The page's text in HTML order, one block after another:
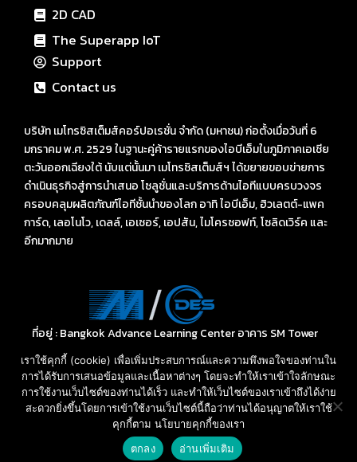
2D CAD
The Superapp IoT
Support
Contact us
บริษัท เมโทรซิสเต็มส์คอร์ปอเรชั่น จำกัด (มหาชน) ก่อตั้งเมื่อวันที่ 6
มกราคม พ.ศ. 2529 ในฐานะคู่ค้ารายแรกของไอบีเอ็มในภูมิภาคเอเชีย
ตะวันออกเฉียงใต้ นับแต่นั้นมา เมโทรซิสเต็มส์ฯ ได้ขยายขอบข่ายการ
ดำเนินธุรกิจสู่การนำเสนอ โซลูชั่นและบริการด้านไอทีแบบครบวงจร
ครอบคลุมผลิตภัณฑ์ไอทีชั้นนำของโลก อาทิ ไอบีเอ็ม, ฮิวเลตต์-แพค
การ์ด, เลอโนโว, เดลล์, เอเซอร์, เอปสัน, ไมโครซอฟท์, โซลิดเวิร์ค และ
อีกมากมาย
ที่อยู่ : Bangkok Advance Learning Center อาคาร SM Tower
ชั้น 16 ถนนพหลโยธิน พญาไท กรุงเทพ ฯ 10400
Call: 02-089-4145
E-mail: sales-des@metrosystems.co.th
เราใช้คุกกี้ (cookie) เพื่อเพิ่มประสบการณ์และความพึงพอใจของท่านใน
การได้รับการเสนอข้อมูลและเนื้อหาต่างๆ โดยจะทำให้เราเข้าใจลักษณะ
การใช้งานเว็บไซต์ของท่านได้เร็ว และทำให้เว็บไซต์ของเราเข้าถึงได้ง่าย
สะดวกยิ่งขึ้นโดยการเข้าใช้งานเว็บไซต์นี้ถือว่าท่านได้อนุญาตให้เราใช้
คุกกี้ตาม นโยบายคุกกี้ของเรา
ตกลง
อ่านเพิ่มเติม
สอบถามราคา และ บริการ